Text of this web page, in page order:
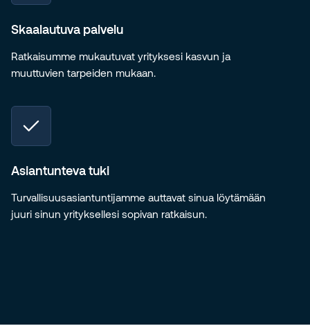
Skaalautuva palvelu
Ratkaisumme mukautuvat yrityksesi kasvun ja
muuttuvien tarpeiden mukaan.
Asiantunteva tuki
Turvallisuusasiantuntijamme auttavat sinua löytämään
juuri sinun yrityksellesi sopivan ratkaisun.